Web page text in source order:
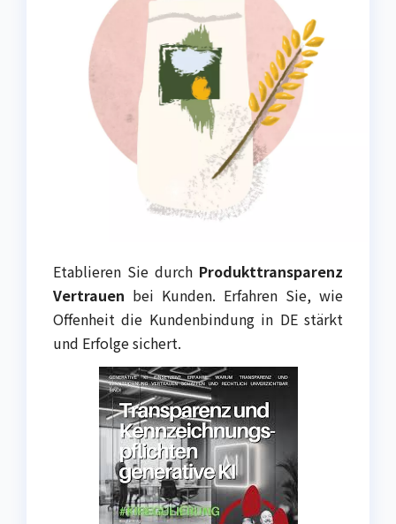
Etablieren Sie durch Produkttransparenz
Vertrauen bei Kunden. Erfahren Sie, wie
Offenheit die Kundenbindung in DE stärkt
und Erfolge sichert.